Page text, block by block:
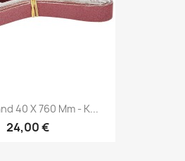
40 X 760 Mm - K...
24,00 €